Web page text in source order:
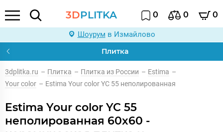
3DPLITKA 0 0 0
Шоурум в Измайлово
Плитка
3dplitka.ru – Плитка – Плитка из России – Estima –
Your color – Estima Your color YC 55 неполированная
Estima Your color YC 55
неполированная 60x60 -